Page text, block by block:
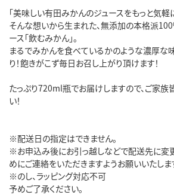
「美味しい有田みかんのジュースをもっと気軽
そんな想いから生まれた、無添加の本格派
ース「飲むみかん」。
まるでみかんを食べているかのような濃厚な
り！飽きがこず毎日お召し上がり頂けます！
たっぷり720ml瓶でお届けしますので、ご家族
い！
※配送日の指定はできません。
※お申込み後にお引っ越しなどで配送先に変
めにご連絡をいただきますようお願いいたしま
※のし、ラッピング対応不可
予めご了承ください。